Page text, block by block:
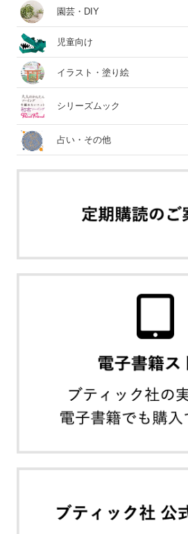
園芸・DIY
児童向け
イラスト・塗り絵
シリーズムック
占い・その他